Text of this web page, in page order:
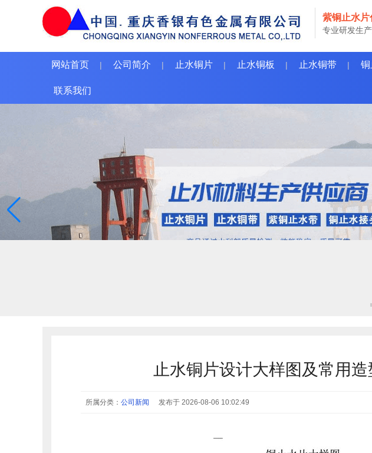
紫铜止水
专业研发生
网站首页 | 公司简介 | 止水铜片 | 止水铜板 | 止水铜带 | 铜
联系我们
止水铜片设计大样图及常用
所属分类： 公司新闻 发布于 2026-08-06 10:02:49